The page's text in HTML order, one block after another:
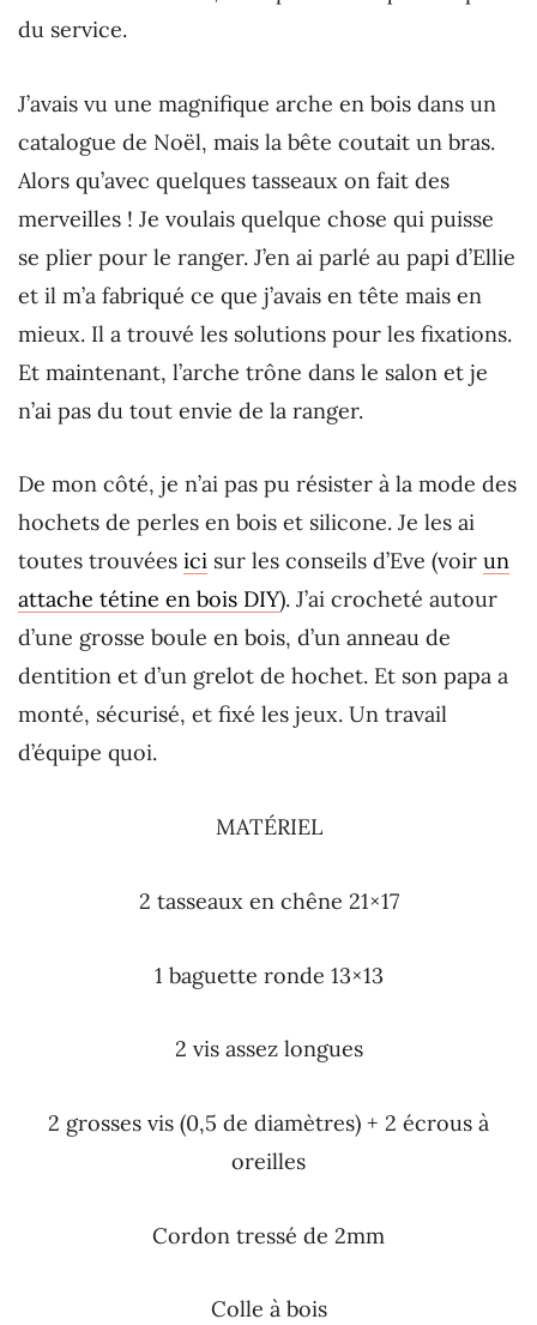
du service.
J’avais vu une magnifique arche en bois dans un
catalogue de Noël, mais la bête coutait un bras.
Alors qu’avec quelques tasseaux on fait des
merveilles ! Je voulais quelque chose qui puisse
se plier pour le ranger. J’en ai parlé au papi d’Ellie
et il m’a fabriqué ce que j’avais en tête mais en
mieux. Il a trouvé les solutions pour les fixations.
Et maintenant, l’arche trône dans le salon et je
n’ai pas du tout envie de la ranger.
De mon côté, je n’ai pas pu résister à la mode des
hochets de perles en bois et silicone. Je les ai
toutes trouvées ici sur les conseils d’Eve (voir un
attache tétine en bois DIY). J’ai crocheté autour
d’une grosse boule en bois, d’un anneau de
dentition et d’un grelot de hochet. Et son papa a
monté, sécurisé, et fixé les jeux. Un travail
d’équipe quoi.
MATÉRIEL
2 tasseaux en chêne 21×17
1 baguette ronde 13×13
2 vis assez longues
2 grosses vis (0,5 de diamètres) + 2 écrous à
oreilles
Cordon tressé de 2mm
Colle à bois